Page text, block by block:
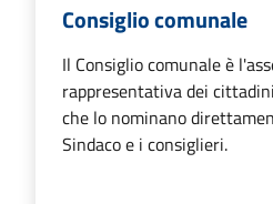
Consiglio comunale
Il Consiglio comunale è
rappresentativa dei
che lo nominano
Sindaco e i consiglieri.